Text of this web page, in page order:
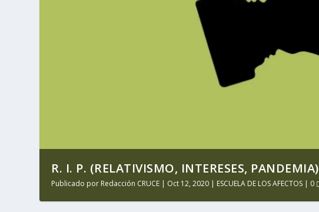
R. I. P. (RELATIVISMO, INTERESES, PANDEMIA)
Publicado por Redacción CRUCE | Oct 12, 2020 | ESCUELA DE LOS AFECTOS | 0